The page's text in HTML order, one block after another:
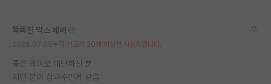
똑똑한 막스 베버
누적 신고가 20개 이상인 사용자입니다.
좋은 의미로 대단하신 분
저런 분이 참교수인거 같음